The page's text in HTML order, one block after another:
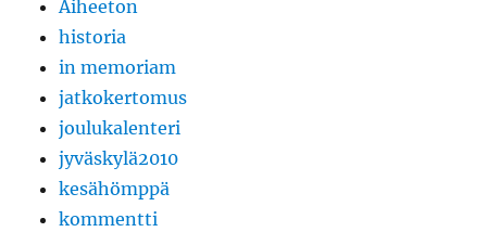
Aiheeton
historia
in memoriam
jatkokertomus
joulukalenteri
jyväskylä2010
kesähömppä
kommentti